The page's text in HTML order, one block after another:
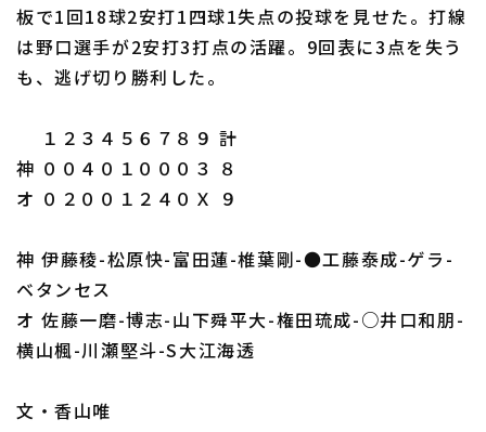
板で1回18球2安打1四球1失点の投球を見せた。打線
は野口選手が2安打3打点の活躍。9回表に3点を失う
も、逃げ切り勝利した。
１２３４５６７８９ 計
神 ００４０１０００３ ８
オ ０２００１２４０Ｘ ９
神 伊藤稜-松原快-富田蓮-椎葉剛-●工藤泰成-ゲラ-
ベタンセス
オ 佐藤一磨-博志-山下舜平大-権田琉成-○井口和朋-
横山楓-川瀬堅斗-S大江海透
文・香山唯